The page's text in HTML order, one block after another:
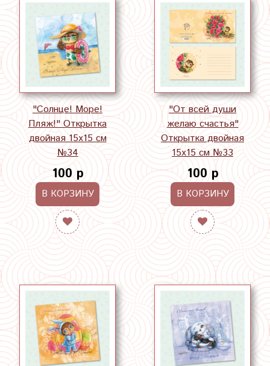
"Солнце! Море!
Пляж!" Открытка
двойная 15х15 см
№34
100 р
В КОРЗИНУ
"От всей души
желаю счастья"
Открытка двойная
15х15 см №33
100 р
В КОРЗИНУ